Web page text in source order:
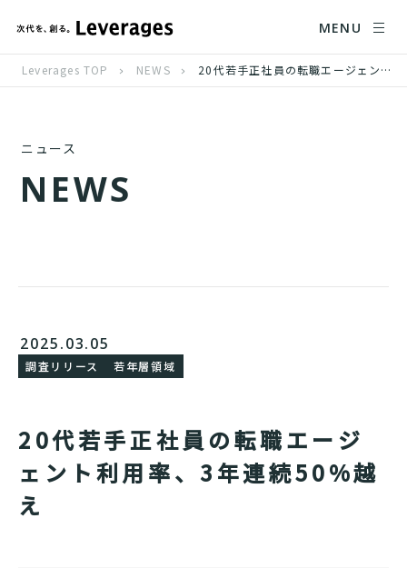
MENU
Leverages TOP NEWS 20代若手正社員の転職エージェント利用率、3年連続50%越え
ニュース
NEWS
2025.03.05
調査リリース 若年層領域
20代若手正社員の転職エージ
ェント利用率、3年連続50%越
え